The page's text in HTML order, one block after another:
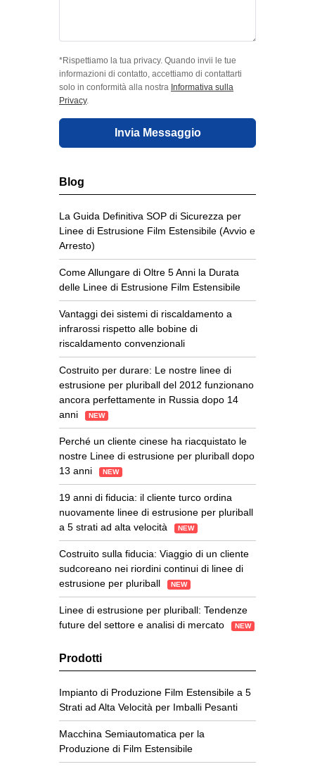
*Rispettiamo la tua privacy. Quando invii le tue
informazioni di contatto, accettiamo di contattarti
solo in conformità alla nostra Informativa sulla
Privacy.
Invia Messaggio
Blog
La Guida Definitiva SOP di Sicurezza per
Linee di Estrusione Film Estensibile (Avvio e
Arresto)
Come Allungare di Oltre 5 Anni la Durata
delle Linee di Estrusione Film Estensibile
Vantaggi dei sistemi di riscaldamento a
infrarossi rispetto alle bobine di
riscaldamento convenzionali
Costruito per durare: Le nostre linee di
estrusione per pluriball del 2012 funzionano
ancora perfettamente in Russia dopo 14
anni
NEW
Perché un cliente cinese ha riacquistato le
nostre Linee di estrusione per pluriball dopo
13 anni
NEW
19 anni di fiducia: il cliente turco ordina
nuovamente linee di estrusione per pluriball
a 5 strati ad alta velocità
NEW
Costruito sulla fiducia: Viaggio di un cliente
sudcoreano nei riordini continui di linee di
estrusione per pluriball
NEW
Linee di estrusione per pluriball: Tendenze
future del settore e analisi di mercato
NEW
Prodotti
Impianto di Produzione Film Estensibile a 5
Strati ad Alta Velocità per Imballi Pesanti
Macchina Semiautomatica per la
Produzione di Film Estensibile